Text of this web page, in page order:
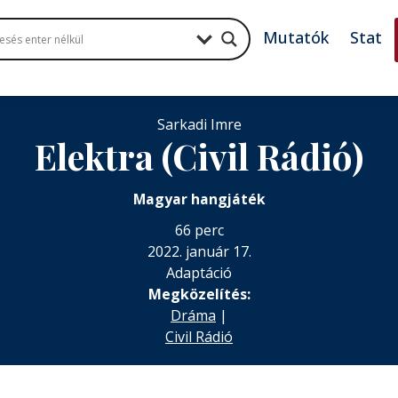
Mutatók Stat
Sarkadi Imre
Elektra (Civil Rádió)
Magyar hangjáték
66 perc
2022. január 17.
Adaptáció
Megközelítés:
Dráma |
Civil Rádió